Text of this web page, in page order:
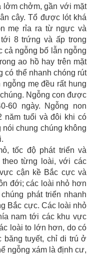
lởm chởm, gần với mặt
cây. Tổ được lót khá
mẹ rỉa ra từ ngực và
8 trứng và ấp trong
cả ngỗng bố lẫn ngỗng
ao hồ hay trên mặt
có thể nhanh chóng rút
mẹ đều rất hung
Ngỗng con được
60 ngày. Ngỗng non
năm tuổi và đôi khi có
chung chúng không
tốc độ phát triển và
từng loài, với các
cận kề Bắc cực và
đới; các loài nhỏ hơn
phát triển nhanh
Bắc cực. Các loài nhỏ
nam tới các khu vực
loài to lớn hơn, do có
băng tuyết, chỉ di trú ở
ngỗng xám là định cư,